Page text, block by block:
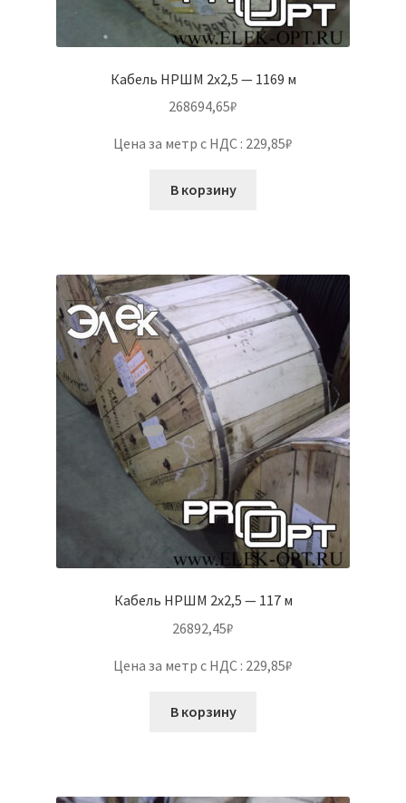
Кабель НРШМ 2х2,5 — 1169 м
268694,65₽
Цена за метр с НДС : 229,85₽
В корзину
Кабель НРШМ 2х2,5 — 117 м
26892,45₽
Цена за метр с НДС : 229,85₽
В корзину